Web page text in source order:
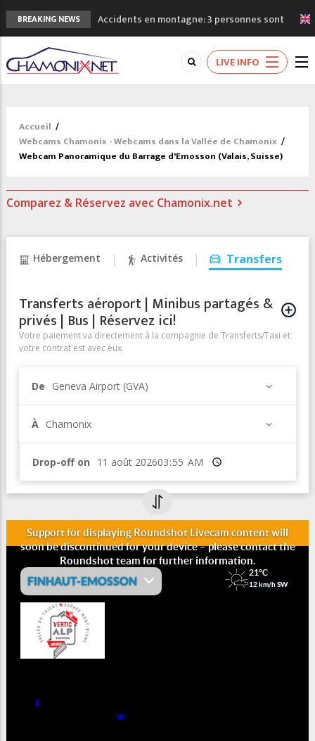
BREAKING NEWS
Accidents en montagne: 3 personnes sont
décédées dans le Mont-Blanc
Craft ouvre un nouveau magasin de course
à pied à Chamonix
3eme Chamonix Vallée Classics Festival
3 bonnes raisons pour visiter le nouveau
Musée du Mont-Blanc
LIVE INFO
Accueil /
Webcams Chamonix - Webcams dans la Vallée de Chamonix /
Webcam Panoramique du Barrage d'Emosson (Valais, Suisse)
Comparez & Réservez avec Chamonix.net
Hébergement Activités Transfers
Transferts aéroport | Minibus partagés &
privés | Bus | Réservez ici!
Votre paiement va directement à la compagnie de Transferts/Taxi et
votre contrat est avec eux.
De Geneva Airport (GVA)
À Chamonix
Drop-off on Heure
Webcam Panoramique du Barrage
d'Emosson (Valais, Suisse)
Webcam panoramique du Barrage d'Emosson en Suisse
(Valais) avec une vue superbe sur le massif du Mont Blanc
Plus de webcams de la vallée de
Chamonix